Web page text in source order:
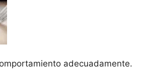
adecuadamente.